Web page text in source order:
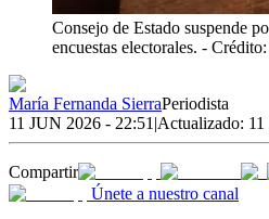
Consejo de Estado suspende
encuestas electorales. -
María Fernanda SierraPeriodista
11 JUN 2026 - 22:51 |Actualizado:
Compartir
Únete a nuestro canal